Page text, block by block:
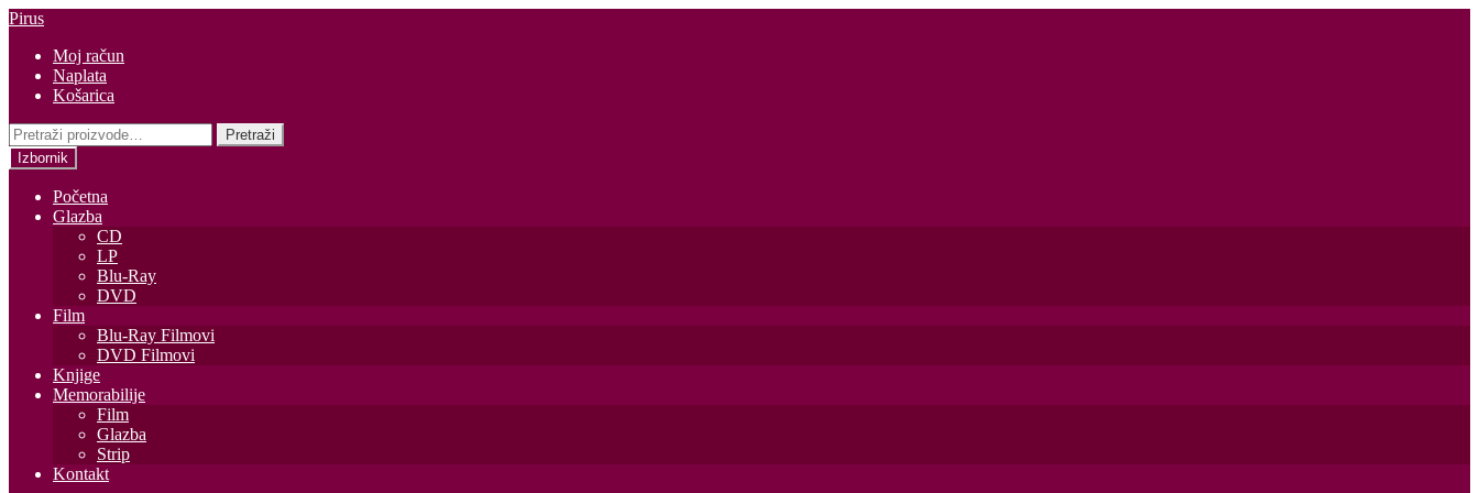
Preskoči
navigaciju
Skoči
sadržaja
Pirus
Moj račun
Naplata
Košarica
Pretraži:
Pretraži
Izbornik
Početna
Glazba
CD
LP
Blu-Ray
DVD
Film
Blu-Ray Filmovi
DVD Filmovi
Knjige
Memorabilije
Film
Glazba
Strip
Kontakt